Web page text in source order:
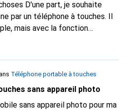
souhaite
par un téléphone à touches. Il
mais avec la fonction
photos (pour remplacer
une photographe
Salutations sincères
Téléphone portable à touches
sans appareil photo
sans appareil photo pour ma